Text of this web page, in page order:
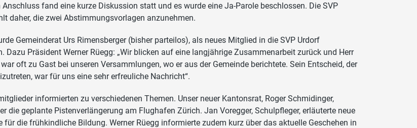
fand eine kurze Diskussion statt und es wurde eine Ja-Parole beschlossen. Die SVP
daher, die zwei Abstimmungsvorlagen anzunehmen.
Gemeinderat Urs Rimensberger (bisher parteilos), als neues Mitglied in die SVP Urdorf
Dazu Präsident Werner Rüegg: „Wir blicken auf eine langjährige Zusammenarbeit zurück und Herr
oft zu Gast bei unseren Versammlungen, wo er aus der Gemeinde berichtete. Sein Entscheid, der
war für uns eine sehr erfreuliche Nachricht“.
informierten zu verschiedenen Themen. Unser neuer Kantonsrat, Roger Schmidinger,
die geplante Pistenverlängerung am Flughafen Zürich. Jan Voregger, Schulpfleger, erläuterte neue
für die frühkindliche Bildung. Werner Rüegg informierte zudem kurz über das aktuelle Geschehen in